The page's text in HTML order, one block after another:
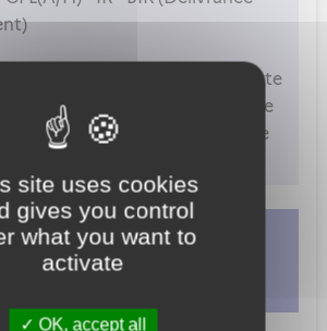
site uses cookies
gives you control
what you want to
activate
OK, accept all
: Vous ne pouvez accéder à cette
que si vous êtes déclaré comme
dans les paramètres de votre
cette démarche ne vous est pas
d'y avoir accès, vous devez